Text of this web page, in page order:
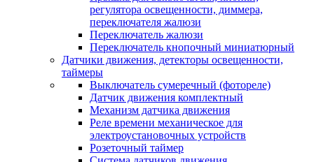
регулятора освещенности, диммера,
переключателя жалюзи
Переключатель жалюзи
Переключатель кнопочный миниатюрный
Датчики движения, детекторы освещенности,
таймеры
Выключатель сумеречный (фотореле)
Датчик движения комплектный
Механизм датчика движения
Реле времени механическое для
электроустановочных устройств
Розеточный таймер